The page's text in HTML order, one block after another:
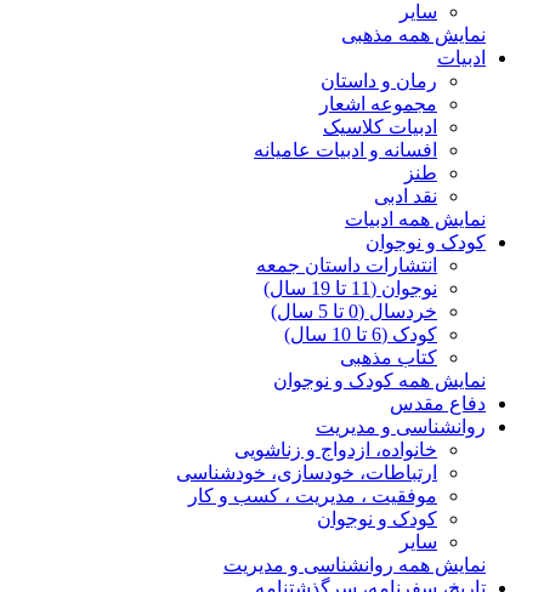
سایر
نمایش همه مذهبی
ادبیات
رمان و داستان
مجموعه اشعار
ادبیات کلاسیک
افسانه و ادبیات عامیانه
طنز
نقد ادبی
نمایش همه ادبیات
کودک و نوجوان
انتشارات داستان جمعه
نوجوان (11 تا 19 سال)
خردسال (0 تا 5 سال)
کودک (6 تا 10 سال)
کتاب مذهبی
نمایش همه کودک و نوجوان
دفاع مقدس
روانشناسی و مدیریت
خانواده، ازدواج و زناشویی
ارتباطات، خودسازی، خودشناسی
موفقیت ، مدیریت ، کسب و کار
کودک و نوجوان
سایر
نمایش همه روانشناسی و مدیریت
تاریخ، سفرنامه، سرگذشتنامه